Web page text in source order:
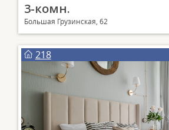
3-комн.
Большая Грузинская, 62
218